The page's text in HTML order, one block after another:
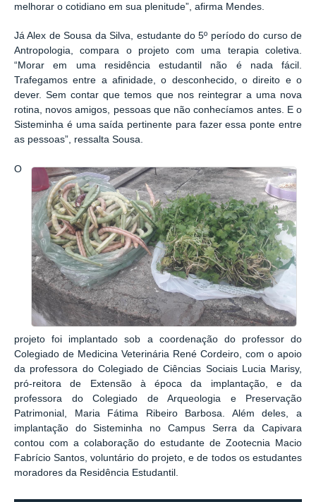
melhorar o cotidiano em sua plenitude”, afirma Mendes.
Já Alex de Sousa da Silva, estudante do 5º período do curso de
Antropologia, compara o projeto com uma terapia coletiva.
“Morar em uma residência estudantil não é nada fácil.
Trafegamos entre a afinidade, o desconhecido, o direito e o
dever. Sem contar que temos que nos reintegrar a uma nova
rotina, novos amigos, pessoas que não conhecíamos antes. E o
Sisteminha é uma saída pertinente para fazer essa ponte entre
as pessoas”, ressalta Sousa.
O
projeto foi implantado sob a coordenação do professor do
Colegiado de Medicina Veterinária René Cordeiro, com o apoio
da professora do Colegiado de Ciências Sociais Lucia Marisy,
pró-reitora de Extensão à época da implantação, e da
professora do Colegiado de Arqueologia e Preservação
Patrimonial, Maria Fátima Ribeiro Barbosa. Além deles, a
implantação do Sisteminha no Campus Serra da Capivara
contou com a colaboração do estudante de Zootecnia Macio
Fabrício Santos, voluntário do projeto, e de todos os estudantes
moradores da Residência Estudantil.